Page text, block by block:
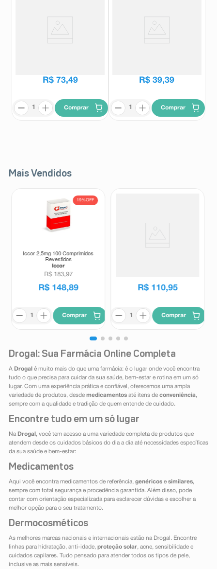
Waryz 60 Comprimidos
R$ 73,49
Comprar
Waryz 30 Comprimidos
R$ 39,39
Comprar
Mais Vendidos
19%OFF
Iccor 2,5mg 100 Comprimidos
Revestidos
Iccor
R$ 183,97
R$ 148,89
Comprar
R$ 110,95
Comprar
Drogal: Sua Farmácia Online Completa
A Drogal é muito mais do que uma farmácia: é o lugar onde você encontra
tudo o que precisa para cuidar da sua saúde, bem-estar e rotina em um só
lugar. Com uma experiência prática e confiável, oferecemos uma ampla
variedade de produtos, desde medicamentosaté itens de conveniência,
sempre com a qualidade e tradição de quem entende de cuidado.
Encontre tudo em um só lugar
Na Drogal , você tem acesso a uma variedade completa de produtos que
atendem desde os cuidados básicos do dia a dia até necessidades específicas
da sua saúde e bem-estar:
Medicamentos
Aqui você encontra medicamentos de referência, genéricose similares,
sempre com total segurança e procedência garantida. Além disso, pode
contar com orientação especializada para esclarecer dúvidas e escolher a
melhor opção para o seu tratamento.
Dermocosméticos
As melhores marcas nacionais e internacionais estão na Drogal. Encontre
linhas para hidratação, anti-idade, proteção solar, acne, sensibilidade e
cuidados capilares. Tudo pensado para atender todos os tipos de pele,
inclusive as mais sensíveis.